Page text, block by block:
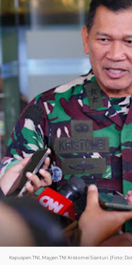
Kapuspen TNI, Mayjen TNI Kristomei Sianturi. (Foto: